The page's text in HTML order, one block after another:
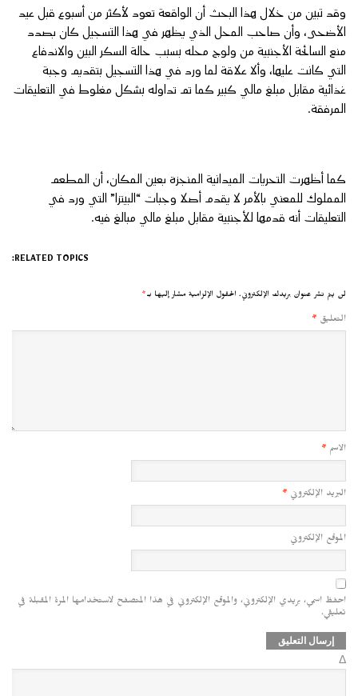
وقد تبين من خلال هذا البحث أن الواقعة تعود لأكثر من أسبوع قبل عيد
الأضحى، وأن صاحب المحل الذي يظهر في هذا التسجيل كان بصدد
منع السائحة الأجنبية من ولوج محله بسبب حالة السكر البين والاندفاع
التي كانت عليها، وألا علاقة لما ورد في هذا التسجيل بتقديم وجبة
غذائية مقابل مبلغ مالي كبير كما تم تداوله بشكل مغلوط في التعليقات
المرفقة.
كما أظهرت التحريات الميدانية المنجزة بعين المكان، أن المطعم
المملوك للمعني بالأمر لا يقدم أصلا وجبات “البيتزا” التي ورد في
التعليقات أنه قدمها للأجنبية مقابل مبلغ مالي مبالغ فيه.
RELATED TOPICS:
لن يتم نشر عنوان بريدك الإلكتروني. الحقول الإلزامية مشار إليها بـ*
التعليق *
الاسم *
البريد الإلكتروني *
الموقع الإلكتروني
احفظ اسمي، بريدي الإلكتروني، والموقع الإلكتروني في هذا المتصفح لاستخدامها المرة المقبلة في
تعليقي.
Δ